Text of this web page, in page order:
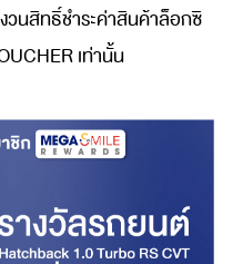
วนสิทธิ์ชำระค่าสินค้าล็อกซิ
เท่านั้น